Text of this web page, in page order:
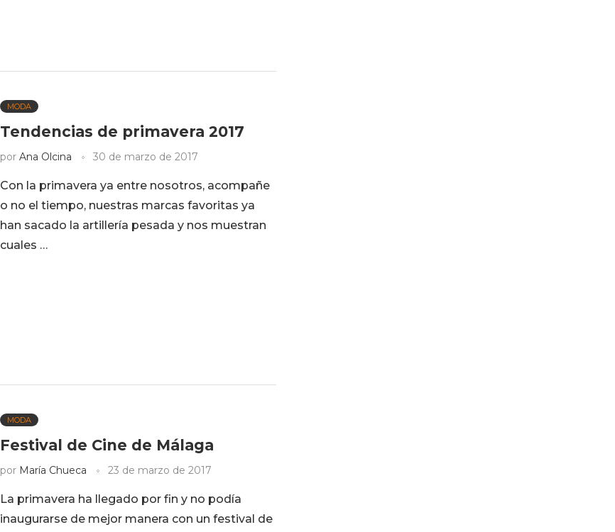
MODA
Tendencias de primavera 2017
por Ana Olcina 30 de marzo de 2017
Con la primavera ya entre nosotros, acompañe
o no el tiempo, nuestras marcas favoritas ya
han sacado la artillería pesada y nos muestran
cuales …
MODA
Festival de Cine de Málaga
por María Chueca 23 de marzo de 2017
La primavera ha llegado por fin y no podía
inaugurarse de mejor manera con un festival de